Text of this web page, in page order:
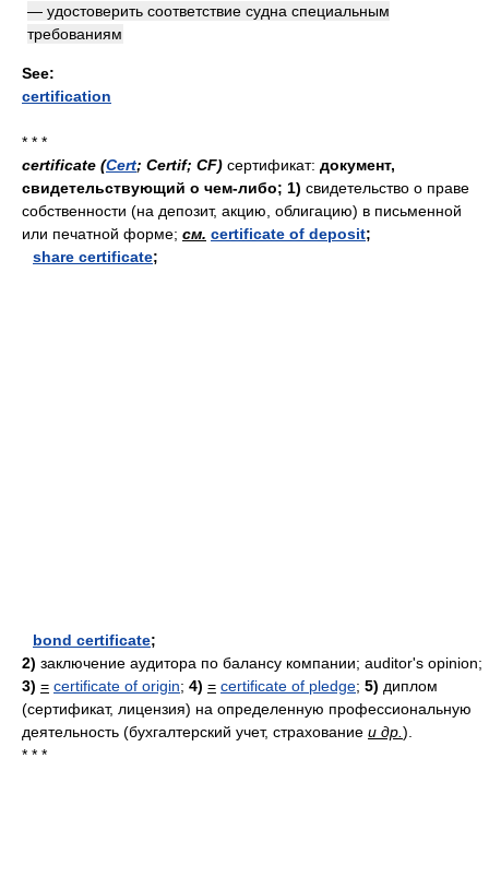
— удостоверить соответствие судна специальным
требованиям
See:
certification
* * *
certificate (Cert; Certif; CF) сертификат: документ,
свидетельствующий о чем-либо; 1) свидетельство о праве
собственности (на депозит, акцию, облигацию) в письменной
или печатной форме; см. certificate of deposit;
share certificate;
bond certificate;
2) заключение аудитора по балансу компании; auditor's opinion;
3) = certificate of origin; 4) = certificate of pledge; 5) диплом
(сертификат, лицензия) на определенную профессиональную
деятельность (бухгалтерский учет, страхование и др. ).
* * *